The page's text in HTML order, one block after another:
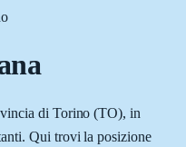
di Torino (TO), in
Qui trovi la posizione